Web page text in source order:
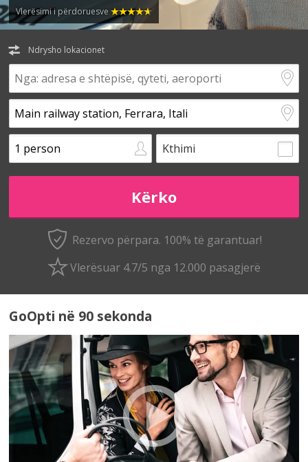
Vlerësimi i përdoruesve
Ndrysho lokacionet
Kthimi
Rezervo përpara. 100% të garantuar!
Vlerësuar 4.7/5 nga 12.000 pasagjerë
GoOpti në 90 sekonda